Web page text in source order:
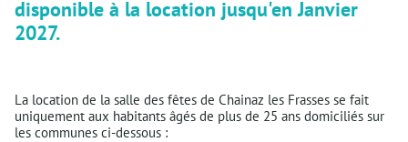
disponible à la location jusqu'en Janvier
2027.
La location de la salle des fêtes de Chainaz les Frasses se fait
uniquement aux habitants âgés de plus de 25 ans domiciliés sur
les communes ci-dessous :